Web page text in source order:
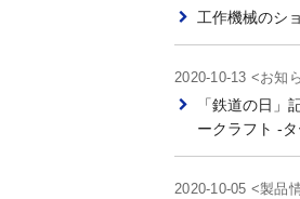
工作機械のシ
2020-10-13 <お知
「鉄道の日
ークラフト -
2020-10-05 <製品